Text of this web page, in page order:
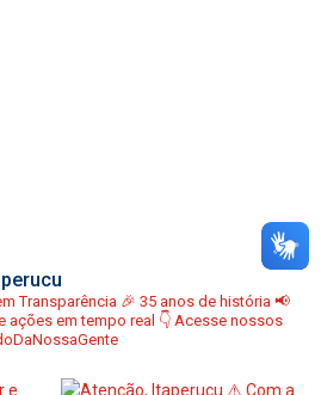
Transparência 🎉 35 anos de história 📢
ações em tempo real 👇 Acesse nossos